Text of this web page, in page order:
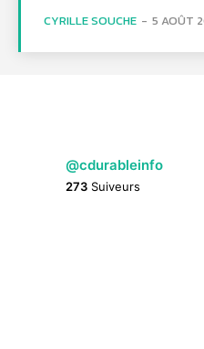
CYRILLE SOUCHE - 5 AOÛT
@cdurableinfo
273 Suiveurs